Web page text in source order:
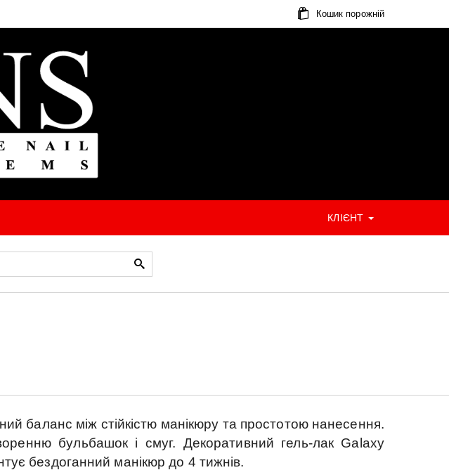
Кошик порожній
КЛІЄНТ
баланс між стійкістю манікюру та простотою нанесення.
бульбашок і смуг. Декоративний гель-лак Galaxy
бездоганний манікюр до 4 тижнів.